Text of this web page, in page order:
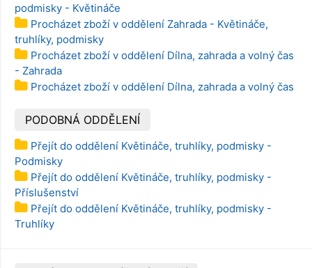
podmisky - Květináče
Procházet zboží v oddělení Zahrada - Květináče,
truhlíky, podmisky
Procházet zboží v oddělení Dílna, zahrada a volný čas
- Zahrada
Procházet zboží v oddělení Dílna, zahrada a volný čas
PODOBNÁ ODDĚLENÍ
Přejít do oddělení Květináče, truhlíky, podmisky -
Podmisky
Přejít do oddělení Květináče, truhlíky, podmisky -
Příslušenství
Přejít do oddělení Květináče, truhlíky, podmisky -
Truhlíky